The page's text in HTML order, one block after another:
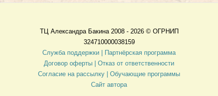
ТЦ Александра Бакина 2008 - 2026 © ОГРНИП
324710000038159
Служба поддержки |
Партнёрская программа
Договор оферты
| Отказ от ответственности
Согласие на рассылку | Обучающие программы
Сайт автора